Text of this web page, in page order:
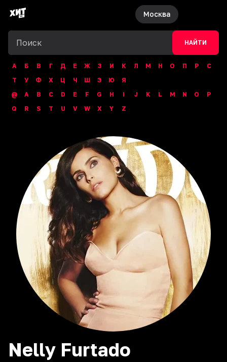
Москва
НАЙТИ
А Б В Г Д Е Ж З И К Л М Н О П Р
С
Т
У Ф Х Ц Ч Ш Э Ю
Я
@
A B C D E F G H I J K L M N O
P
Q
R S T U V W X Y Z
Nelly Furtado